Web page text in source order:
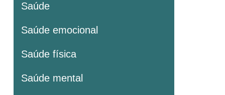
Saúde
Saúde emocional
Saúde física
Saúde mental